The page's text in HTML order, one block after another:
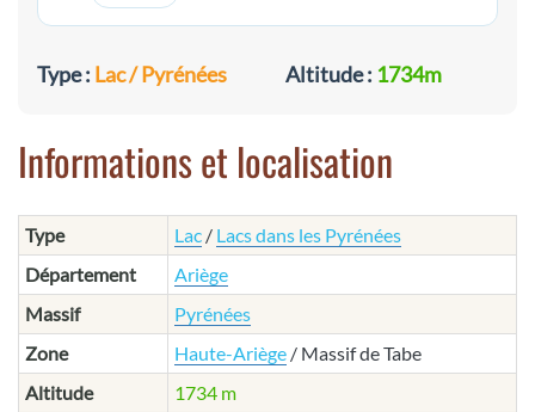
Type : Lac / Pyrénées Altitude : 1734m
Informations et localisation
Type Lac / Lacs dans les Pyrénées
Département
Ariège
Massif
Pyrénées
Zone
Haute-Ariège / Massif de Tabe
Altitude
1734 m